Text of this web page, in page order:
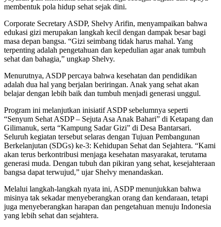
membentuk pola hidup sehat sejak dini.
Corporate Secretary ASDP, Shelvy Arifin, menyampaikan bahwa
edukasi gizi merupakan langkah kecil dengan dampak besar bagi
masa depan bangsa. “Gizi seimbang tidak harus mahal. Yang
terpenting adalah pengetahuan dan kepedulian agar anak tumbuh
sehat dan bahagia,” ungkap Shelvy.
Menurutnya, ASDP percaya bahwa kesehatan dan pendidikan
adalah dua hal yang berjalan beriringan. Anak yang sehat akan
belajar dengan lebih baik dan tumbuh menjadi generasi unggul.
Program ini melanjutkan inisiatif ASDP sebelumnya seperti
“Senyum Sehat ASDP – Sejuta Asa Anak Bahari” di Ketapang dan
Gilimanuk, serta “Kampung Sadar Gizi” di Desa Bantarsari.
Seluruh kegiatan tersebut selaras dengan Tujuan Pembangunan
Berkelanjutan (SDGs) ke-3: Kehidupan Sehat dan Sejahtera. “Kami
akan terus berkontribusi menjaga kesehatan masyarakat, terutama
generasi muda. Dengan tubuh dan pikiran yang sehat, kesejahteraan
bangsa dapat terwujud,” ujar Shelvy menandaskan.
Melalui langkah-langkah nyata ini, ASDP menunjukkan bahwa
misinya tak sekadar menyeberangkan orang dan kendaraan, tetapi
juga menyeberangkan harapan dan pengetahuan menuju Indonesia
yang lebih sehat dan sejahtera.